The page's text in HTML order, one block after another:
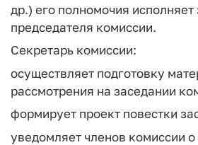
др.) его полномочия исполняет
председателя комиссии.
Секретарь комиссии:
осуществляет подготовку
рассмотрения на заседании
формирует проект повестки
уведомляет членов комиссии